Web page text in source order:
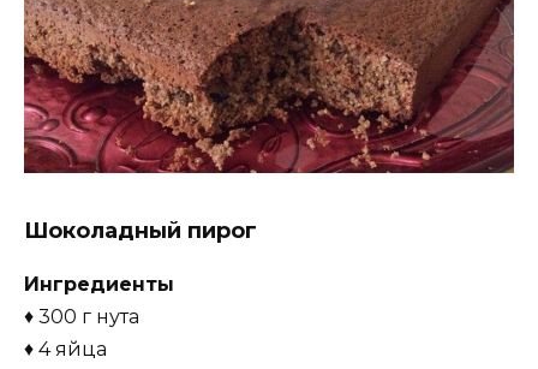
Шоколадный пирог
Ингредиенты
♦ 300 г нута
♦ 4 яйца